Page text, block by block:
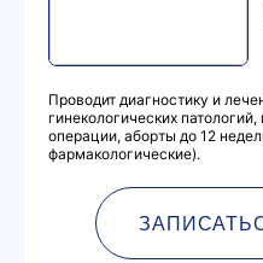
Проводит диагностику и
гинекологических
операции, аборты до 12
фармакологические).